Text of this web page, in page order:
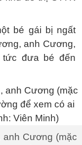
bé gái bị ngất
anh Cương,
đưa bé đến
Cương (mặc